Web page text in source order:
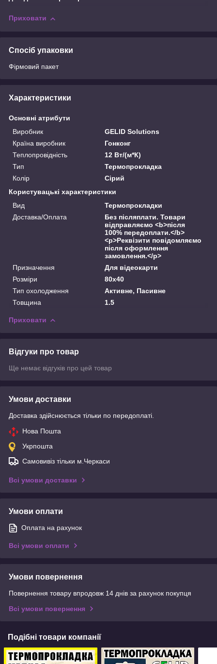
Приховати
Спосіб упаковки
Фірмовий пакет
Характеристики
Основні атрибути
Виробник
GELID Solutions
Країна виробник
Гонконг
Теплопровідність
12 Вт/(м*К)
Тип
Термопрокладка
Колір
Сірий
Користувацькі характеристики
Вид
Термопрокладки
Доставка/Оплата
Без післяплати. Товари
відправляємо <b>після
100% передоплати.</b>
<p>Реквізити повідомляємо
після оформлення
замовлення.</p>
Призначення
Для відеокарти
Розміри
80x40
Тип охолодження
Активне, Пасивне
Товщина
1.5
Приховати
Відгуки про товар
Ще немає відгуків про цей товар
Умови доставки
Доставка здійснюється тільки по передоплаті.
Нова Пошта
Укрпошта
Самовивіз тільки м.Черкаси
Всі умови доставки
Умови оплати
Оплата на рахунок
Всі умови оплати
Умови повернення
Повернення товару впродовж 14 днів за рахунок покупця
Всі умови повернення
Подібні товари компанії